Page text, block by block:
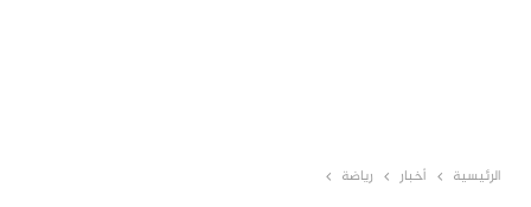
الرئيسية أخبار رياضة